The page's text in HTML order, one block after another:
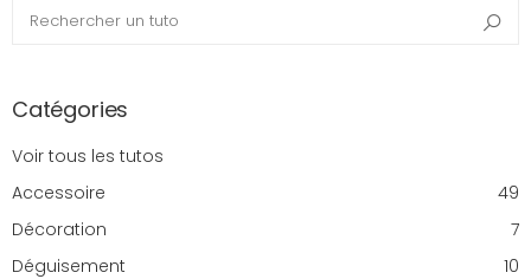
Rechercher un tuto
Catégories
Voir tous les tutos
Accessoire
49
Décoration
7
Déguisement
10